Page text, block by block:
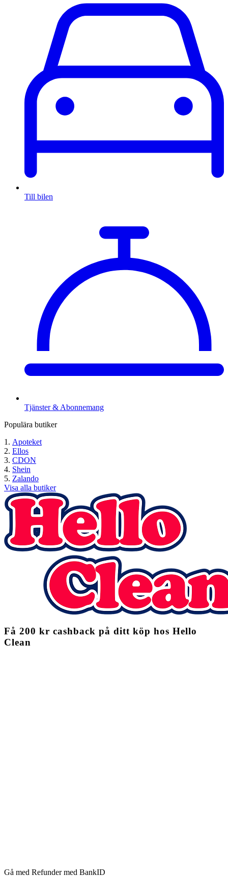
Till bilen
Tjänster & Abonnemang
Populära butiker
Apoteket
Ellos
CDON
Shein
Zalando
Visa alla butiker
Få 200 kr cashback på ditt köp hos Hello
Clean
Gå med Refunder med BankID